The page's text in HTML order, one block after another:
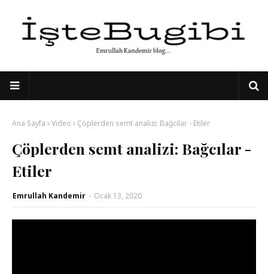
Ana Sayfa Video Çöplerden semt analizi: Bağcılar - Etiler
Çöplerden semt analizi: Bağcılar -
Etiler
Emrullah Kandemir - Ocak 13, 2020